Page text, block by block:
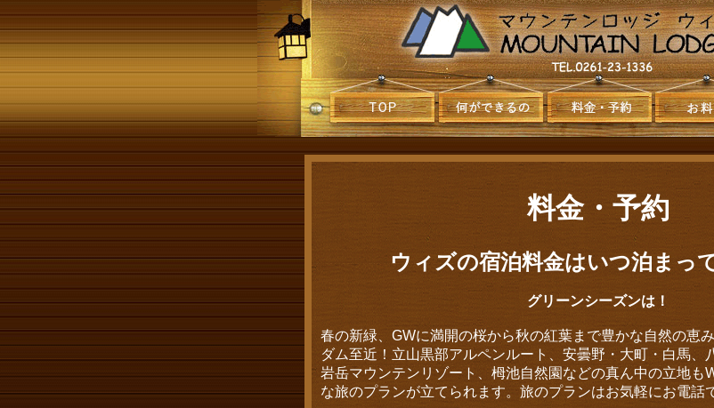
料金・予約
ウィズの宿泊料金はいつ泊まっ
グリーンシーズンは！
春の新緑、GWに満開の桜から秋の紅葉まで豊かな自然の恵
ダム至近！立山黒部アルペンルート、安曇野・大町・白馬、
岩岳マウンテンリゾート、栂池自然園などの真ん中の立地も
な旅のプランが立てられます。旅のプランはお気軽にお電話